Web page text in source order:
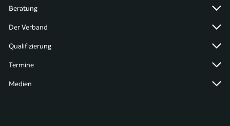
Beratung
Der Verband
Qualifizierung
Termine
Medien